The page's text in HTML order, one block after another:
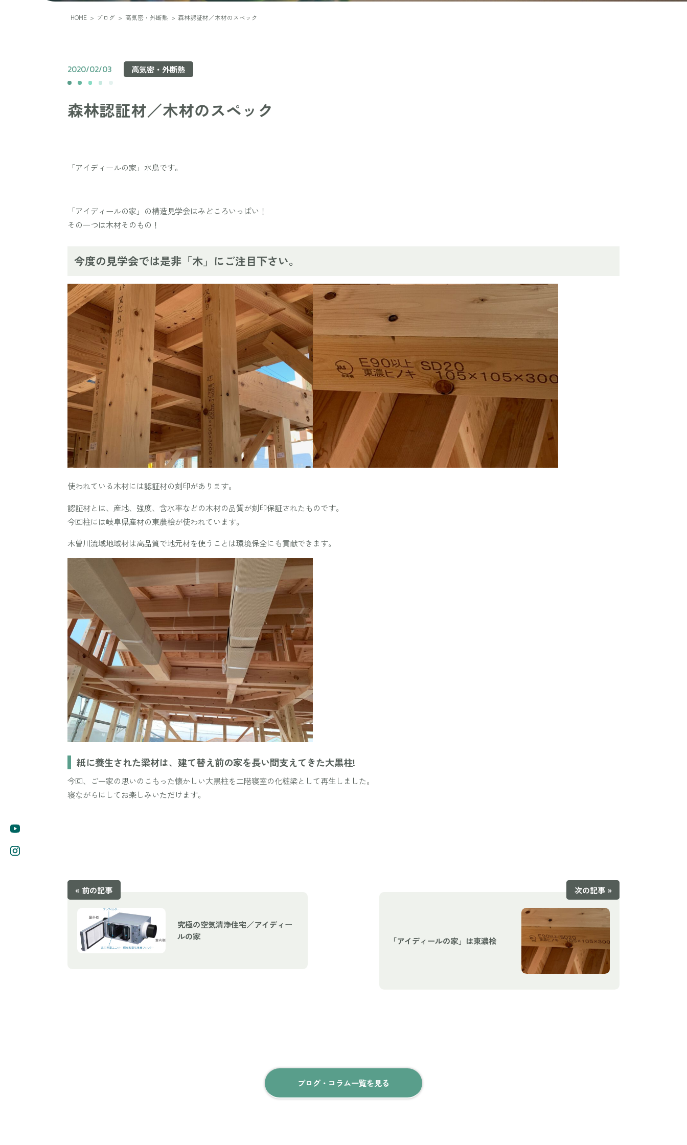
HOME > ブログ > 高気密・外断熱 > 森林認証材／木材のスペック
2020/02/03 高気密・外断熱
森林認証材／木材のスペック
「アイディールの家」水鳥です。
「アイディールの家」の構造見学会はみどころいっぱい！
その一つは木材そのもの！
今度の見学会では是非「木」にご注目下さい。
使われている木材には認証材の刻印があります。
認証材とは、産地、強度、含水率などの木材の品質が刻印保証されたものです。
今回柱には岐阜県産材の東農桧が使われています。
木曽川流域地域材は高品質で地元材を使うことは環境保全にも貢献できます。
紙に養生された梁材は、建て替え前の家を長い間支えてきた大黒柱!
今回、ご一家の思いのこもった懐かしい大黒柱を二階寝室の化粧梁として再生しました。
寝ながらにしてお楽しみいただけます。
« 前の記事
究極の空気清浄住宅／アイディー
ルの家
次の記事 »
「アイディールの家」は東濃桧
ブログ・コラム一覧を見る